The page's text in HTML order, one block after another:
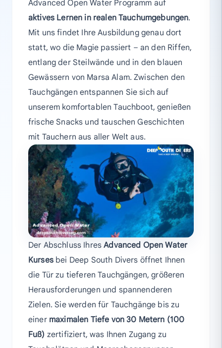
Advanced Open Water Programm auf
aktives Lernen in realen Tauchumgebungen.
Mit uns findet Ihre Ausbildung genau dort
statt, wo die Magie passiert – an den Riffen,
entlang der Steilwände und in den blauen
Gewässern von Marsa Alam. Zwischen den
Tauchgängen entspannen Sie sich auf
unserem komfortablen Tauchboot, genießen
frische Snacks und tauschen Geschichten
mit Tauchern aus aller Welt aus.
Der Abschluss IhresAdvanced Open Water
Kursesbei Deep South Divers öffnet Ihnen
die Tür zu tieferen Tauchgängen, größeren
Herausforderungen und spannenderen
Zielen. Sie werden für Tauchgänge bis zu
einer maximalen Tiefe von 30 Metern (100
Fuß) zertifiziert, was Ihnen Zugang zu